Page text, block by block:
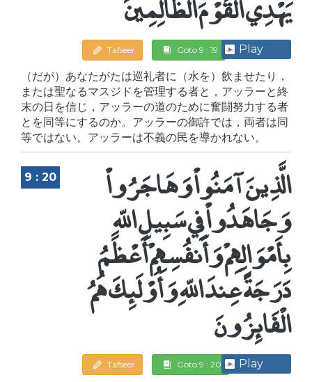
Tafseer Goto 9 : 19 Play
（だが）あなたがたは巡礼者に（水を）飲ませたり，
または聖なるマスジドを管理する者と，アッラーと終
末の日を信じ，アッラーの道のために奮闘努力する者
とを同等にするのか。アッラーの御許では，両者は同
等ではない。アッラーは不義の民を導かれない。
9 : 20 الَّذِينَ آمَنُواْ وَهَاجَرُواْ
وَجَاهَدُواْ فِي سَبِيلِ اللّهِ
بِأَمْوَالِهِمْ وَأَنفُسِهِمْ أَعْظَمُ
دَرَجَةً عِندَ اللّهِ وَأُوْلَئِكَ هُمُ
الْفَائِزُونَ
Tafseer Goto 9 : 20 Play